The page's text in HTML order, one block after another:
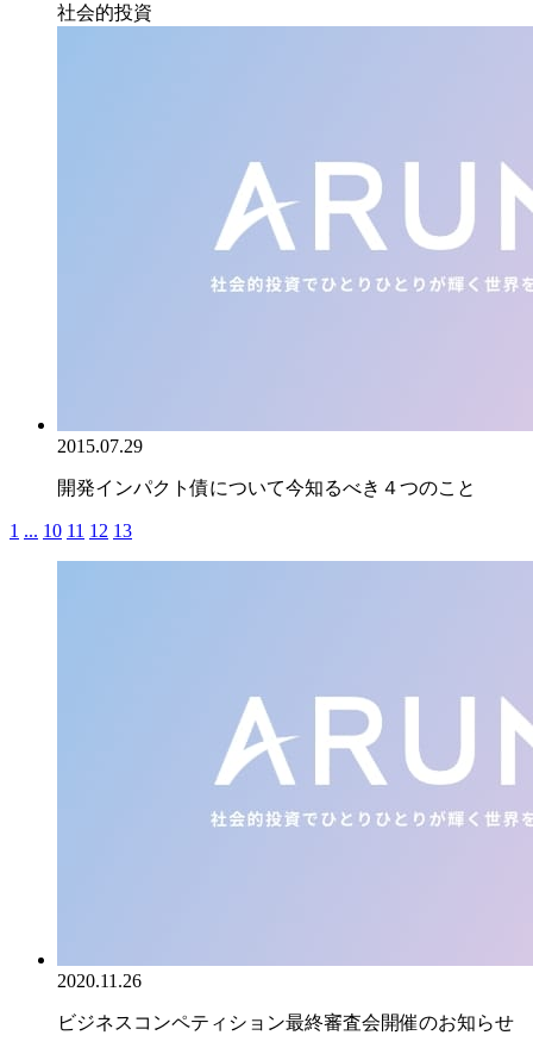
社会的投資
2015.07.29
開発インパクト債について今知るべき４つのこと
1 ... 10 11 12 13
2020.11.26
ビジネスコンペティション最終審査会開催のお知らせ